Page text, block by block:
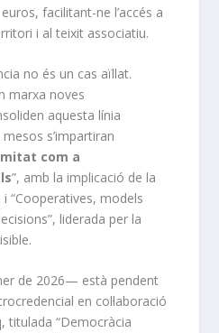
facilitant-ne l’accés a
i al teixit associatiu.
no és un cas aïllat.
marxa noves
aquesta línia
s’impartiran
com a
”, amb la implicació de la
“Cooperatives, models
liderada per la
de 2026— està pendent
en col·laboració
titulada “Democràcia